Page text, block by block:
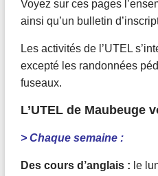
Voyez sur ces pages
ainsi qu’un bulletin
Les activités de l’UTEL
excepté les randonnées
fuseaux.
L’UTEL de Maubeuge
> Chaque semaine :
Des cours d’anglais : le